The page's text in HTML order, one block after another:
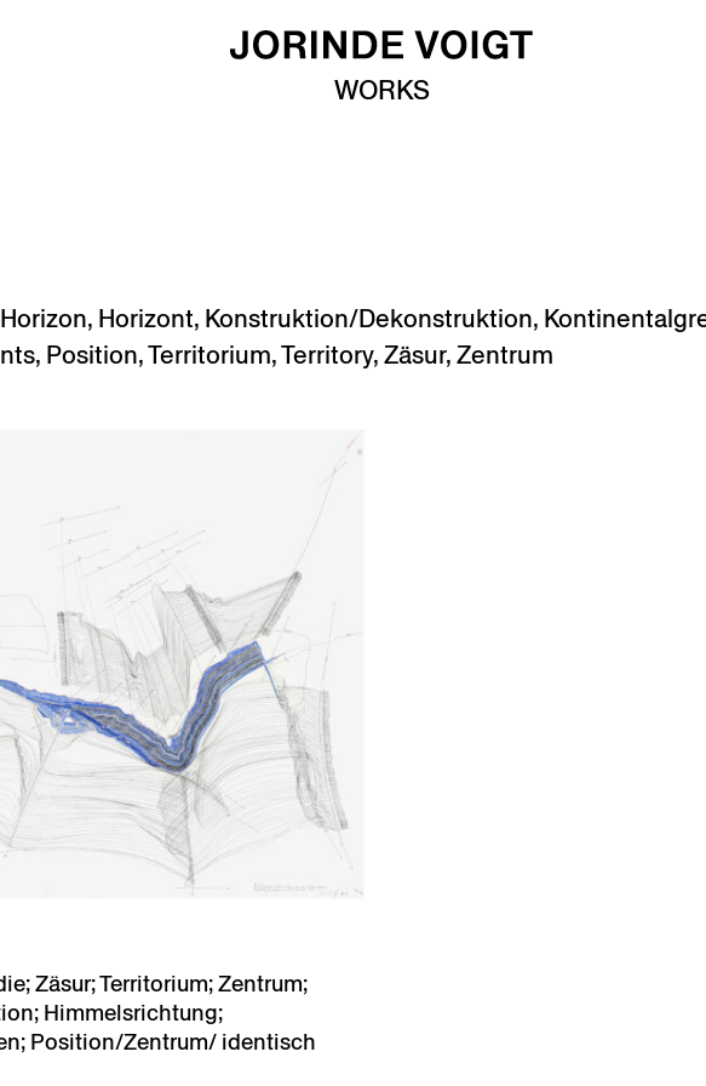
WORKS
Horizon, Horizont, Konstruktion/Dekonstruktion,
, Position,Territorium,Territory,Zäsur,Zentrum
Zäsur; Territorium; Zentrum;
Himmelsrichtung;
Position/Zentrum/ identisch